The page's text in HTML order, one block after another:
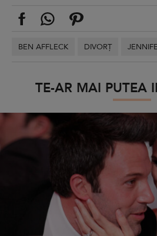
BEN AFFLECK DIVORȚ
TE-AR MAI PUTEA